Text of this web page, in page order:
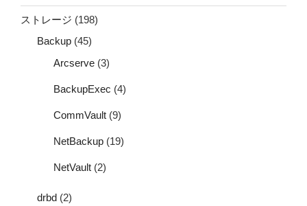
ストレージ (198)
Backup (45)
Arcserve (3)
BackupExec (4)
CommVault (9)
NetBackup (19)
NetVault (2)
drbd (2)